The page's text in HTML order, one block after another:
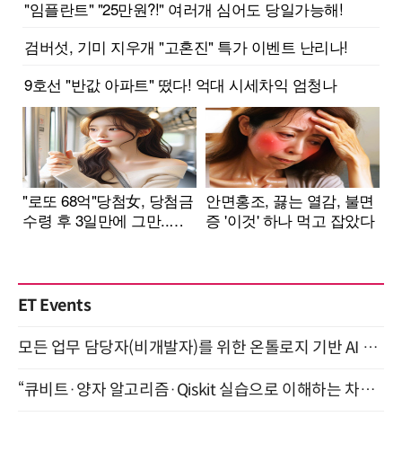
ET Events
모든 업무 담당자(비개발자)를 위한 온톨로지 기반 AI 지식체계 설계 1-day 워크숍 8월 20일 개최
“큐비트·양자 알고리즘·Qiskit 실습으로 이해하는 차세대 컴퓨팅” (8/28)